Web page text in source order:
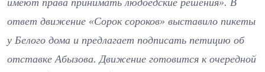
имеют права принимать людоедские решения». В
ответ движение «Сорок сороков» выставило пикеты
у Белого дома и предлагает подписать петицию об
отставке Абызова. Движение готовится к очередной